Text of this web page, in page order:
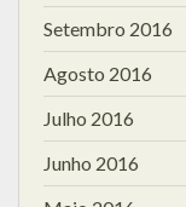
Setembro 2016
Agosto 2016
Julho 2016
Junho 2016